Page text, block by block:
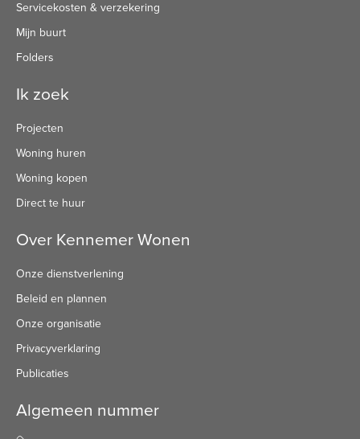
Servicekosten & verzekering
Mijn buurt
Folders
Ik zoek
Projecten
Woning huren
Woning kopen
Direct te huur
Over Kennemer Wonen
Onze dienstverlening
Beleid en plannen
Onze organisatie
Privacyverklaring
Publicaties
Algemeen nummer